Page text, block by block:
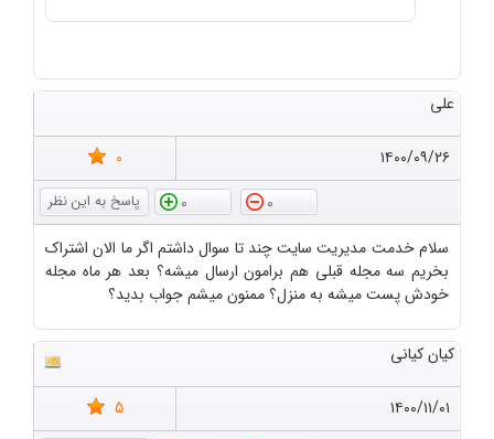
علی
۱۴۰۰/۰۹/۲۶
0
0
0
سلام خدمت مدیریت سایت چند تا سوال داشتم اگر ما الان اشتراک
بخریم سه مجله قبلی هم برامون ارسال میشه؟ بعد هر ماه مجله
خودش پست میشه به منزل؟ ممنون میشم جواب بدید؟
کیان کیانی
۱۴۰۰/۱۱/۰۱
5